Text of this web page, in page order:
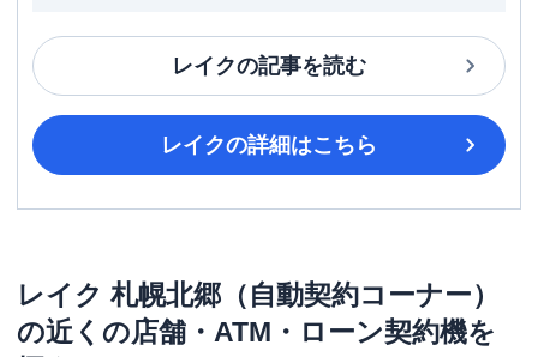
レイクの記事を読む
レイクの詳細はこちら
レイク 札幌北郷（自動契約コーナー）
の近くの店舗・ATM・ローン契約機を